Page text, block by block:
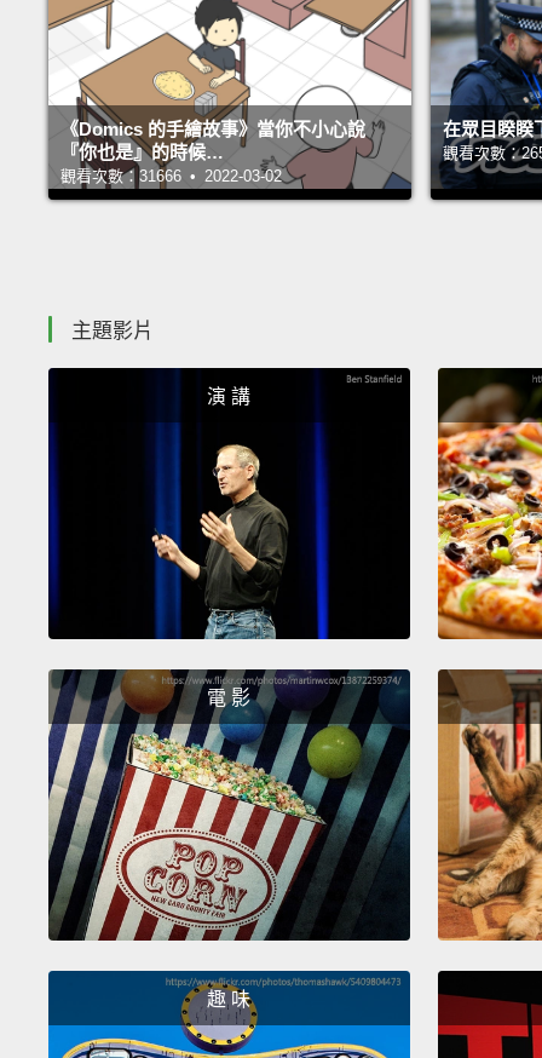
《Domics 的手繪故事》當你不小心說
『你也是』的時候…
觀看次數：31666 • 2022-03-02
在眾目睽睽
觀看次數：
主題影片
演 講
電 影
趣 味